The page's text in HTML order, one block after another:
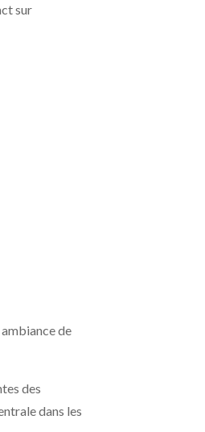
sur
de
des
dans les